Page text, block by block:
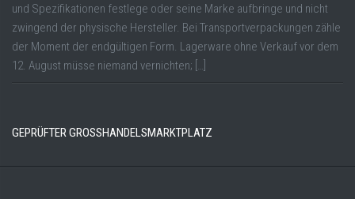
und Spezifikationen festlege oder seine Marke aufbringe und nicht
zwingend der physische Hersteller. Bei Transportverpackungen zähle
der Moment der endgültigen Form. Lagerware ohne Verkauf vor dem
12. August müsse niemand vernichten; […]
GEPRÜFTER GROSSHANDELSMARKTPLATZ